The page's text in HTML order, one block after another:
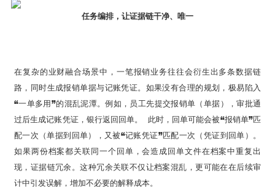
任务编排，让证据链干净、唯一
在复杂的业财融合场景中，一笔报销业务往往会衍生出多条数据链
路，同时生成报销单据与记账凭证。如果没有合理的规划，极易陷入
“一单多用”的混乱泥潭。例如，员工先提交报销单（单据），审批通
过后生成记账凭证，银行返回回单。 此时，回单可能会被“报销单”匹
配一次（单据到回单），又被“记账凭证”匹配一次（凭证到回单）。
如果两份档案都关联同一个回单，会造成回单文件在档案中重复出
现，证据链冗余。这种冗余关联不仅让档案混乱，更可能在在后续审
计中引发误解，增加不必要的解释成本。